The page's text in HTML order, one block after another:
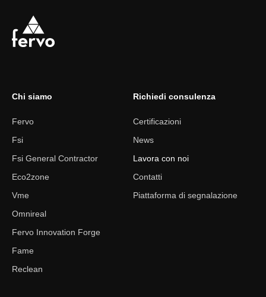
Chi siamo
Fervo
Fsi
Fsi General Contractor
Eco2zone
Vme
Omnireal
Fervo Innovation Forge
Fame
Reclean
Richiedi consulenza
Certificazioni
News
Lavora con noi
Contatti
Piattaforma di segnalazione